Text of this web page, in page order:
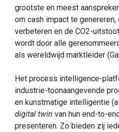
grootste en meest
om cash impact te
verbeteren en de CO2-
wordt door alle
als wereldwijd marktleider
Het process intelligence-
industrie-toonaangevende
en kunstmatige intelligentie
digital twin van hun end-to-
presenteren. Zo bieden zij